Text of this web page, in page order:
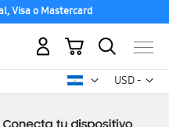
Visa o Mastercard
USD -
dólar
Mi carrito